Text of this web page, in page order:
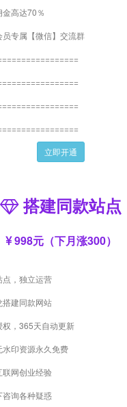
金高达70％
员专属【微信】交流群
立即开通
搭建同款站点
998元（下月涨300）
点，独立运营
搭建同款网站
权，365天自动更新
水印资源永久免费
联网创业经验
咨询各种疑惑